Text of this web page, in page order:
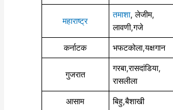
महाराष्ट्र
तमाशा, लेजीम,
लावणी,गजे
कर्नाटक भफटकोला,यक्षगान
गुजरात
गरबा,रासदांडिया,
रासलीला
आसाम बिहु,बैशाखी